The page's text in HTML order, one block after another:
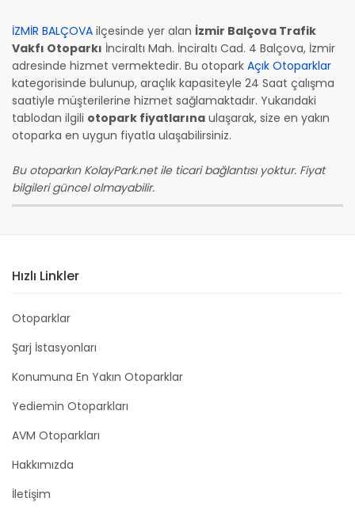
İZMİR BALÇOVA ilçesinde yer alan İzmir Balçova Trafik
Vakfı Otoparkı İnciraltı Mah. İnciraltı Cad. 4 Balçova, İzmir
adresinde hizmet vermektedir. Bu otopark Açık Otoparklar
kategorisinde bulunup, araçlık kapasiteyle 24 Saat çalışma
saatiyle müşterilerine hizmet sağlamaktadır. Yukarıdaki
tablodan ilgili otopark fiyatlarına ulaşarak, size en yakın
otoparka en uygun fiyatla ulaşabilirsiniz.
Bu otoparkın KolayPark.net ile ticari bağlantısı yoktur. Fiyat
bilgileri güncel olmayabilir.
Hızlı Linkler
Otoparklar
Şarj İstasyonları
Konumuna En Yakın Otoparklar
Yediemin Otoparkları
AVM Otoparkları
Hakkımızda
İletişim